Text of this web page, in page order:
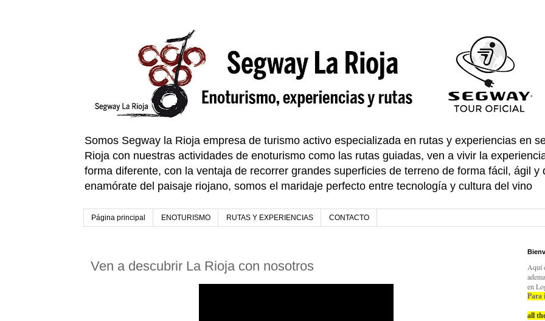
Somos Segway la Rioja empresa de turismo activo especializada en rutas y experiencias en
Rioja con nuestras actividades de enoturismo como las rutas guiadas, ven a vivir la
forma diferente, con la ventaja de recorrer grandes superficies de terreno de forma fácil, ágil
enamórate del paisaje riojano, somos el maridaje perfecto entre tecnología y cultura del vino
Página principal ENOTURISMO RUTAS Y EXPERIENCIAS CONTACTO
Ven a descubrir La Rioja con nosotros
Aquí
en
Para
all